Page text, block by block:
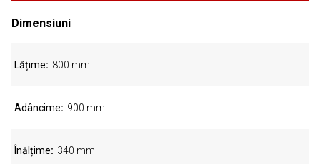
Dimensiuni
Lățime 800 mm
Adâncime 900 mm
Înălțime 340 mm